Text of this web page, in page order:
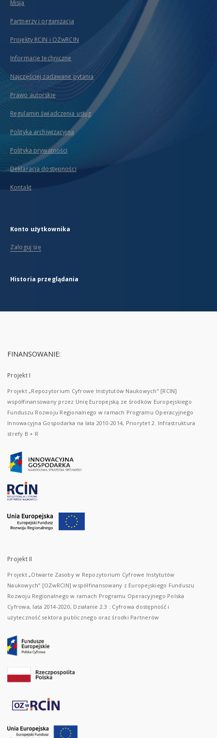
Misja
Partnerzy i organizacja
Projekty RCIN i OZwRCIN
Informacje techniczne
Najczęściej zadawane pytania
Prawo autorskie
Regulamin świadczenia usług
Polityka archiwizacyjna
Polityka prywatności
Deklaracja dostępności
Kontakt
Konto użytkownika
Zaloguj się
Historia przeglądania
FINANSOWANIE:
Projekt I
Projekt „Repozytorium Cyfrowe Instytutów Naukowych” [RCIN]
współfinansowany przez Unię Europejską ze środków Europejskiego
Funduszu Rozwoju Regionalnego w ramach Programu Operacyjnego
Innowacyjna Gospodarka na lata 2010-2014, Priorytet 2. Infrastruktura
strefy B + R
Projekt II
Projekt „Otwarte Zasoby w Repozytorium Cyfrowe Instytutów
Naukowych” [OZwRCIN] współfinansowany z Europejskiego Funduszu
Rozwoju Regionalnego w ramach Programu Operacyjnego Polska
Cyfrowa, lata 2014-2020, Działanie 2.3 : Cyfrowa dostępność i
użyteczność sektora publicznego oraz środki Partnerów